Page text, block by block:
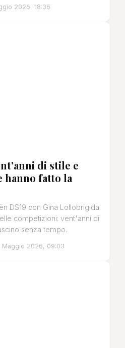
2026, 18:36
di stile e
hanno fatto la
DS19 con Gina Lollobrigida
competizioni: vent'anni di
senza tempo.
Maggio 2026, 09:03